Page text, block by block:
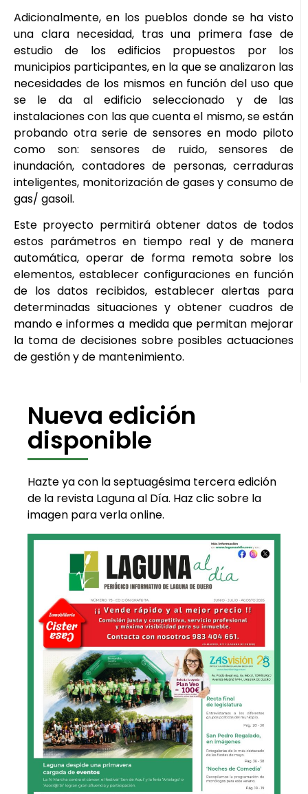
Adicionalmente, en los pueblos donde se ha visto
una clara necesidad, tras una primera fase de
estudio de los edificios propuestos por los
municipios participantes, en la que se analizaron las
necesidades de los mismos en función del uso que
se le da al edificio seleccionado y de las
instalaciones con las que cuenta el mismo, se están
probando otra serie de sensores en modo piloto
como son: sensores de ruido, sensores de
inundación, contadores de personas, cerraduras
inteligentes, monitorización de gases y consumo de
gas/ gasoil.
Este proyecto permitirá obtener datos de todos
estos parámetros en tiempo real y de manera
automática, operar de forma remota sobre los
elementos, establecer configuraciones en función
de los datos recibidos, establecer alertas para
determinadas situaciones y obtener cuadros de
mando e informes a medida que permitan mejorar
la toma de decisiones sobre posibles actuaciones
de gestión y de mantenimiento.
Nueva edición
disponible
Hazte ya con la septuagésima tercera edición
de la revista Laguna al Día. Haz clic sobre la
imagen para verla online.